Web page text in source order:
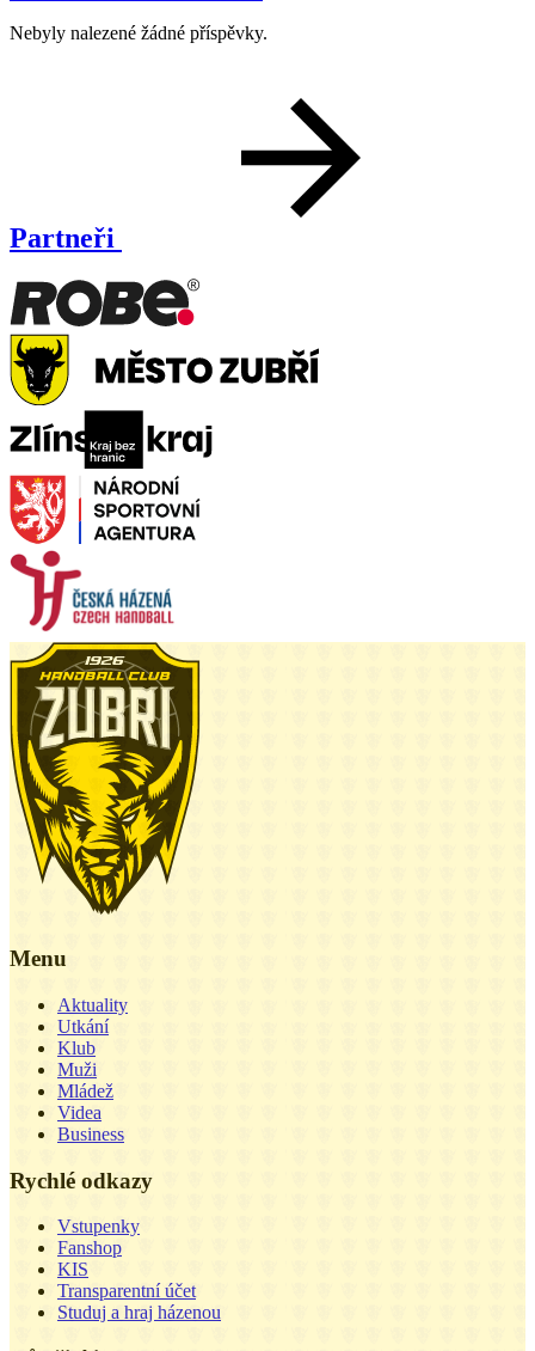
Nebyly nalezené žádné příspěvky.
Partneři
Menu
Aktuality
Utkání
Klub
Muži
Mládež
Videa
Business
Rychlé odkazy
Vstupenky
Fanshop
KIS
Transparentní účet
Studuj a hraj házenou